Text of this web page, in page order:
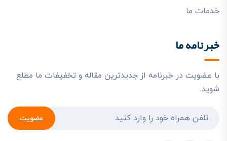
خدمات ما
خبرنامه ما
با عضویت در خبرنامه از جدیدترین مقاله و تخفیفات ما مطلع
شوید.
عضویت